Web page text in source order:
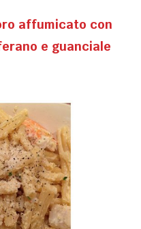
affumicato con
e guanciale